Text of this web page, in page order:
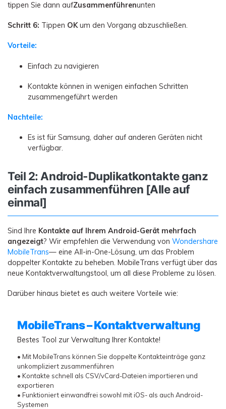
tippen Sie dann aufZusammenführenunten
Schritt 6: Tippen OKum den Vorgang abzuschließen.
Vorteile:
Einfach zu navigieren
Kontakte können in wenigen einfachen Schritten
zusammengeführt werden
Nachteile:
Es ist für Samsung, daher auf anderen Geräten nicht
verfügbar.
Teil 2: Android-Duplikatkontakte ganz
einfach zusammenführen [Alle auf
einmal]
Sind Ihre Kontakte auf Ihrem Android-Gerät mehrfach
angezeigt? Wir empfehlen die Verwendung von Wondershare
MobileTrans— eine All-in-One-Lösung, um das Problem
doppelter Kontakte zu beheben. MobileTrans verfügt über das
neue Kontaktverwaltungstool, um all diese Probleme zu lösen.
Darüber hinaus bietet es auch weitere Vorteile wie:
MobileTrans – Kontaktverwaltung
Bestes Tool zur Verwaltung Ihrer Kontakte!
• Mit MobileTrans können Sie doppelte Kontakteinträge ganz
unkompliziert zusammenführen
• Kontakte schnell als CSV/vCard-Dateien importieren und
exportieren
• Funktioniert einwandfrei sowohl mit iOS- als auch Android-
Systemen